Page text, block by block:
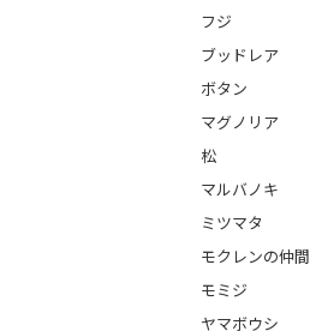
フジ
ブッドレア
ボタン
マグノリア
松
マルバノキ
ミツマタ
モクレンの仲間
モミジ
ヤマボウシ